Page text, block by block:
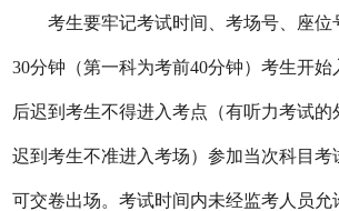
考生要牢记考试时间、考场号、座位
30分钟（第一科为考前40分钟）考生开始
后迟到考生不得进入考点（有听力考试的
迟到考生不准进入考场）参加当次科目考
可交卷出场。考试时间内未经监考人员允